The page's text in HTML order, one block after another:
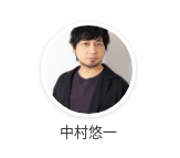
中村悠一